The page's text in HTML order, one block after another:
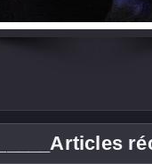
_____Articles